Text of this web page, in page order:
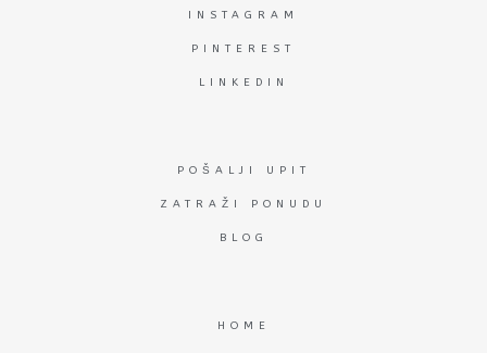
INSTAGRAM
PINTEREST
LINKEDIN
POŠALJI UPIT
ZATRAŽI PONUDU
BLOG
HOME